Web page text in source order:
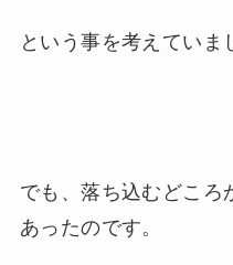
という事を考えていま
でも、落ち込むどころ
あったのです。